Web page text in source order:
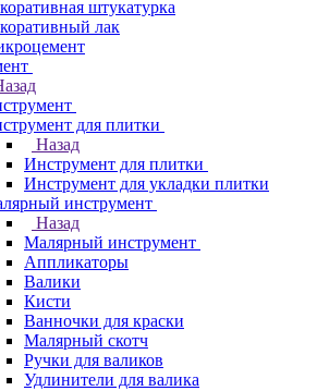
штукатурка
лак
для плитки
Назад
Инструмент для плитки
Инструмент для укладки плитки
инструмент
Назад
Малярный инструмент
Аппликаторы
Валики
Кисти
Ванночки для краски
Малярный скотч
Ручки для валиков
Удлинители для валика